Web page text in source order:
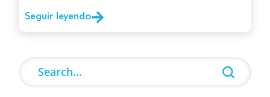
Seguir leyendo
Search